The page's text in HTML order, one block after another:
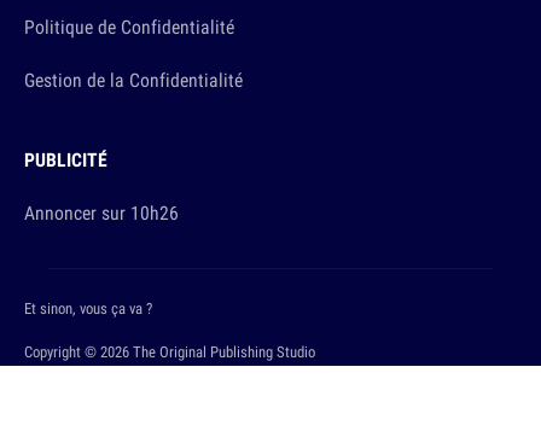
Politique de Confidentialité
Gestion de la Confidentialité
PUBLICITÉ
Annoncer sur 10h26
Copyright © 2026 The Original Publishing Studio
Et sinon, vous ça va ?